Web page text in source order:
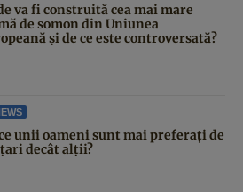
va fi construită cea mai mare
de somon din Uniunea
și de ce este controversată?
unii oameni sunt mai preferați de
decât alții?